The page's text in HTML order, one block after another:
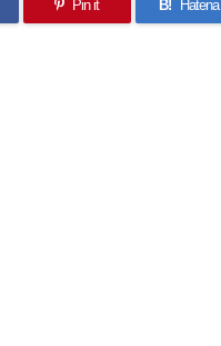
Pin it B! Hatena